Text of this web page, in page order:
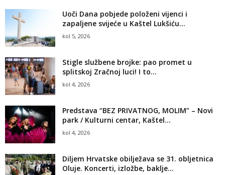
Uoči Dana pobjede položeni vijenci i
zapaljene svijeće u Kaštel Lukšiću...
kol 5, 2026
Stigle službene brojke: pao promet u
splitskoj Zračnoj luci! I to...
kol 4, 2026
Predstava “BEZ PRIVATNOG, MOLIM” – Novi
park / Kulturni centar, Kaštel...
kol 4, 2026
Diljem Hrvatske obilježava se 31. obljetnica
Oluje. Koncerti, izložbe, baklje…